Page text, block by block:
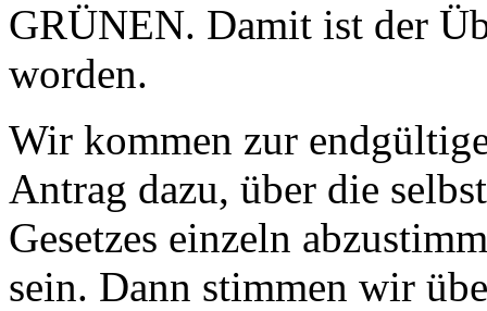
GRÜNEN. Damit ist der
worden.
Wir kommen zur
Antrag dazu, über die
Gesetzes einzeln
sein. Dann stimmen wir